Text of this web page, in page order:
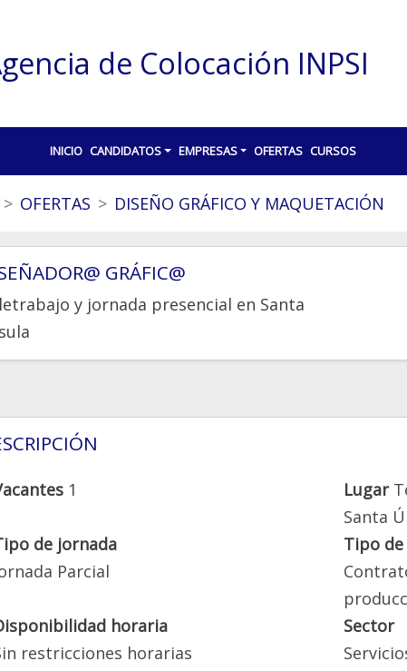
de Colocación INPSI
INICIO CANDIDATOS EMPRESAS OFERTAS CURSOS
OFERTAS DISEÑO GRÁFICO Y MAQUETACIÓN
GRÁFIC@
y jornada presencial en Santa
1 Lugar
Santa
de jornada
Parcial
Tipo
horaria
restricciones horarias
Sector